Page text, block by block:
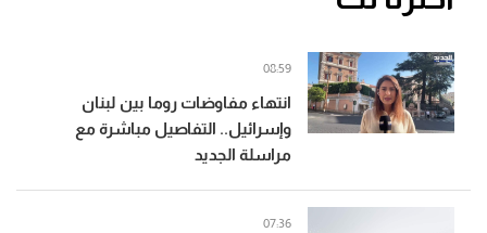
انتهاء مفاوضات روما بين لبنان
وإسرائيل.. التفاصيل مباشرة مع
مراسلة الجديد
08:59
07:36